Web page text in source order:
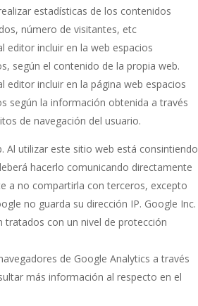
estadísticas de los contenidos
número de visitantes, etc
editor incluir en la web espacios
según el contenido de la propia web.
editor incluir en la página web espacios
según la información obtenida a través
de navegación del usuario.
Al utilizar este sitio web está consintiendo
hacerlo comunicando directamente
a no compartirla con terceros, excepto
no guarda su dirección IP. Google Inc.
tratados con un nivel de protección
de Google Analytics a través
más información al respecto en el